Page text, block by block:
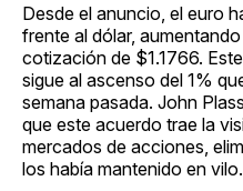
Desde el anuncio, el euro
frente al dólar,
cotización de $1.1766.
sigue al ascenso del 1%
semana pasada. John
que este acuerdo trae la
mercados de acciones,
los había mantenido en vilo.